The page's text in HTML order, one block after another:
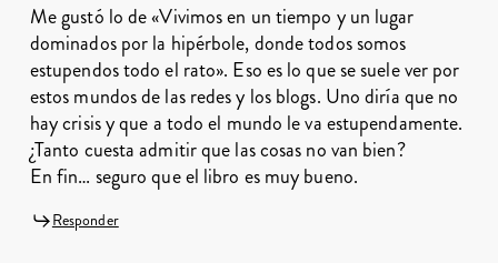
Me gustó lo de «Vivimos en un tiempo y un lugar
dominados por la hipérbole, donde todos somos
estupendos todo el rato». Eso es lo que se suele ver por
estos mundos de las redes y los blogs. Uno diría que no
hay crisis y que a todo el mundo le va estupendamente.
¿Tanto cuesta admitir que las cosas no van bien?
En fin… seguro que el libro es muy bueno.
Responder